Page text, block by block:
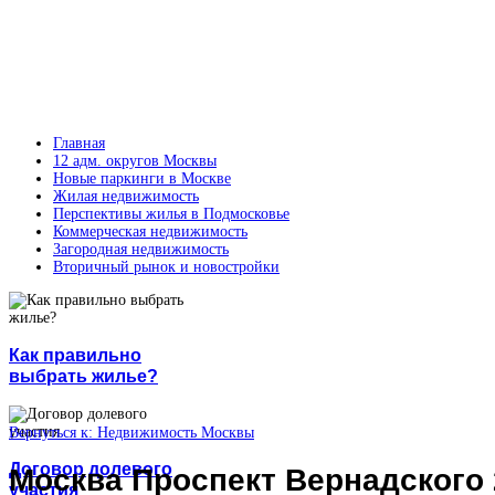
Главная
12 адм. округов Москвы
Новые паркинги в Москве
Жилая недвижимость
Перспективы жилья в Подмосковье
Коммерческая недвижимость
Загородная недвижимость
Вторичный рынок и новостройки
Как правильно
выбрать жилье?
Договор долевого
участия
Вернуться к: Недвижимость Москвы
Москва Проспект Вернадского